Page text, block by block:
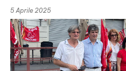
5 Aprile 2025